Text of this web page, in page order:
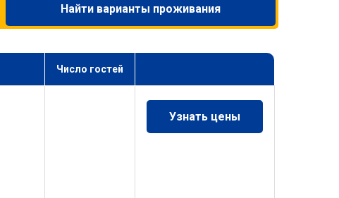
Найти варианты проживания
Число гостей
Узнать цены